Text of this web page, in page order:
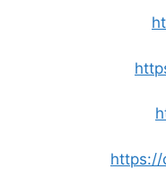
https://